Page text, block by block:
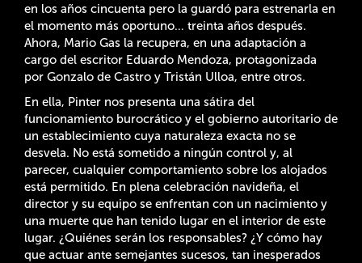
en los años cincuenta pero la guardó para estrenarla en
el momento más oportuno… treinta años después.
Ahora, Mario Gas la recupera, en una adaptación a
cargo del escritor Eduardo Mendoza, protagonizada
por Gonzalo de Castro y Tristán Ulloa, entre otros.
En ella, Pinter nos presenta una sátira del
funcionamiento burocrático y el gobierno autoritario de
un establecimiento cuya naturaleza exacta no se
desvela. No está sometido a ningún control y, al
parecer, cualquier comportamiento sobre los alojados
está permitido. En plena celebración navideña, el
director y su equipo se enfrentan con un nacimiento y
una muerte que han tenido lugar en el interior de este
lugar. ¿Quiénes serán los responsables? ¿Y cómo hay
que actuar ante semejantes sucesos, tan inesperados